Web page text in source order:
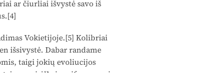
ar čiurliai išvystė savo iš
Vokietijoje.[5] Kolibriai
išsivystė. Dabar randame
taigi jokių evoliucijos